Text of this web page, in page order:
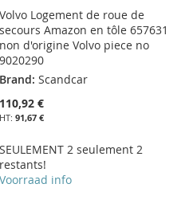
Volvo Logement de roue de
secours Amazon en tôle 657631
non d'origine Volvo piece no
9020290
Brand: Scandcar
110,92 €
91,67 €
SEULEMENT 2 seulement 2
restants!
Voorraad info